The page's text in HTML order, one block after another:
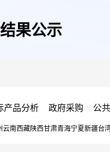
果公示
产品分析 政府采购 公
云南西藏陕西甘肃青海宁夏新疆台